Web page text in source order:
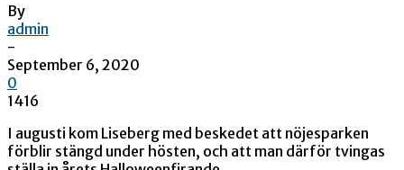
By
admin
-
September 6, 2020
0
1416
I augusti kom Liseberg med beskedet att nöjesparken
förblir stängd under hösten, och att man därför tvingas